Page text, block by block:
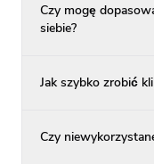
Czy mogę
siebie?
Jak szybko zrobić
Czy